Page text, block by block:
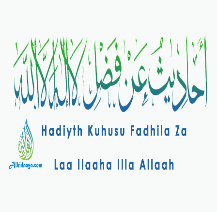
Fiqh-Ibaadah Duaa-Adhkaar
Fataawa Za Ulamaa Kauli Za Salaf
Akhlaaq-Aadaab Raqaaiq
Familia-Jamii
Chemsha Bongo Vitabu